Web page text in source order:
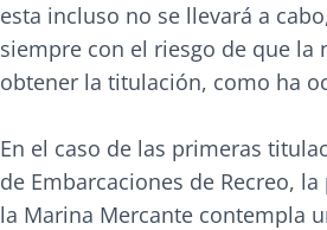
esta incluso no se llevará a
siempre con el riesgo de que la
obtener la titulación, como ha
En el caso de las primeras
de Embarcaciones de Recreo,
la Marina Mercante contempla